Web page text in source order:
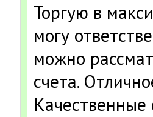
Торгую в
могу
можно
счета.
Качественные